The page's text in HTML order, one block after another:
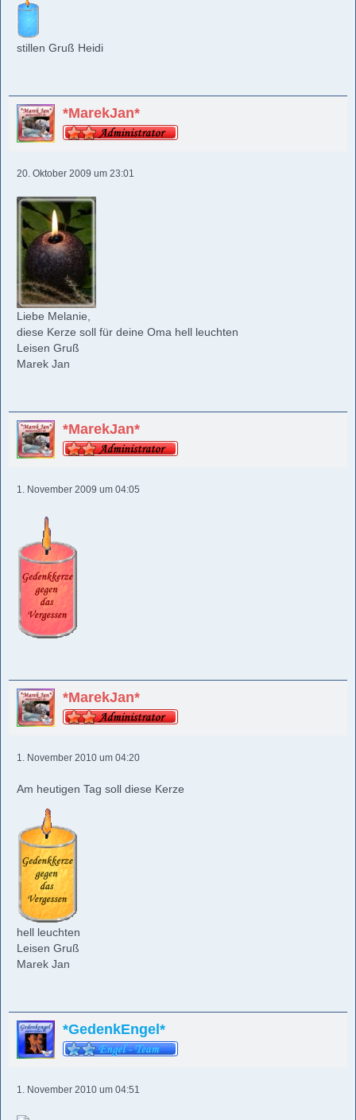
stillen Gruß Heidi
*MarekJan*
20. Oktober 2009 um 23:01
Liebe Melanie,
diese Kerze soll für deine Oma hell leuchten
Leisen Gruß
Marek Jan
*MarekJan*
1. November 2009 um 04:05
*MarekJan*
1. November 2010 um 04:20
Am heutigen Tag soll diese Kerze
hell leuchten
Leisen Gruß
Marek Jan
*GedenkEngel*
1. November 2010 um 04:51